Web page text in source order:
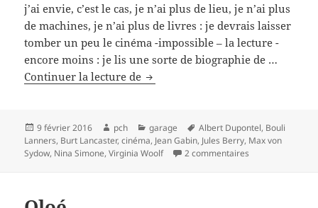
j’ai envie, c’est le cas, je n’ai plus de lieu, je n’ai plus
de machines, je n’ai plus de livres : je devrais laisser
tomber un peu le cinéma -impossible – la lecture -
encore moins : je lis une sorte de biographie de …
Continuer la lecture de Attendre
Publié
le
9 février 2016 Auteur
pch Catégories
garage
Mots-
clés
Albert Dupontel, Bouli
Lanners, Burt Lancaster,cinéma, Jean Gabin, Jules Berry, Max von
Sydow, Nina Simone,Virginia Woolf 2 commentaires